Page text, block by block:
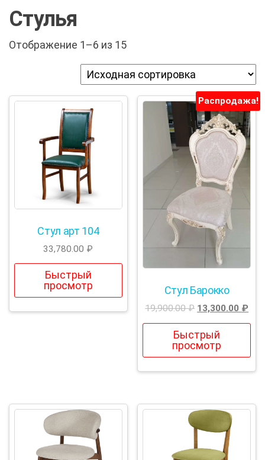
Стулья
Отображение 1–6 из 15
Стул арт 104
33,780.00 ₽
Быстрый
просмотр
Распродажа!
Стул Барокко
19,900.00₽ 13,300.00 ₽
Быстрый
просмотр